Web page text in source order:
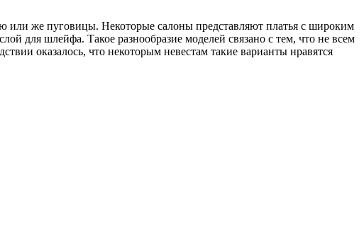
или же пуговицы. Некоторые салоны представляют платья с широким
для шлейфа. Такое разнообразие моделей связано с тем, что не всем
оказалось, что некоторым невестам такие варианты нравятся